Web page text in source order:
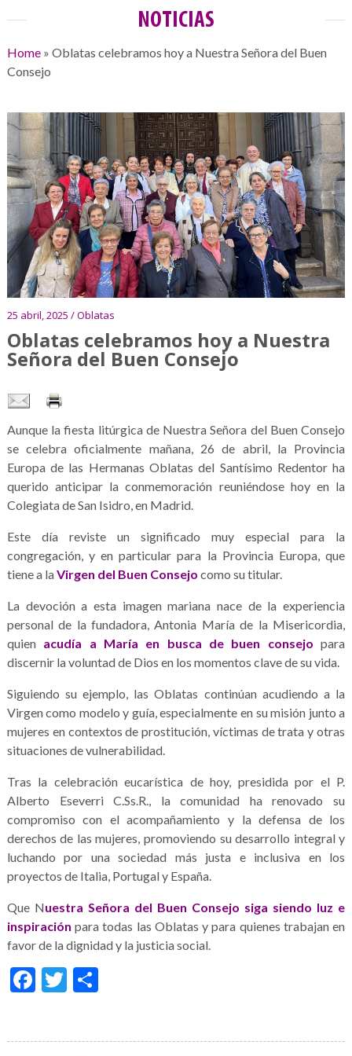
NOTICIAS
Home» Oblatas celebramos hoy a Nuestra Señora del Buen
Consejo
25 abril, 2025 / Oblatas
Oblatas celebramos hoy a Nuestra
Señora del Buen Consejo
Aunque la fiesta litúrgica de Nuestra Señora del Buen Consejo
se celebra oficialmente mañana, 26 de abril, la Provincia
Europa de las Hermanas Oblatas del Santísimo Redentor ha
querido anticipar la conmemoración reuniéndose hoy en la
Colegiata de San Isidro, en Madrid.
Este día reviste un significado muy especial para la
congregación, y en particular para la Provincia Europa, que
tiene a laVirgen del Buen Consejo como su titular.
La devoción a esta imagen mariana nace de la experiencia
personal de la fundadora, Antonia María de la Misericordia,
quien acudía a María en busca de buen consejo para
discernir la voluntad de Dios en los momentos clave de su vida.
Siguiendo su ejemplo, las Oblatas continúan acudiendo a la
Virgen como modelo y guía, especialmente en su misión junto a
mujeres en contextos de prostitución, víctimas de trata y otras
situaciones de vulnerabilidad.
Tras la celebración eucarística de hoy, presidida por el P.
Alberto Eseverri C.Ss.R., la comunidad ha renovado su
compromiso con el acompañamiento y la defensa de los
derechos de las mujeres, promoviendo su desarrollo integral y
luchando por una sociedad más justa e inclusiva en los
proyectos de Italia, Portugal y España.
Que Nuestra Señora del Buen Consejo siga siendo luz e
inspiración para todas las Oblatas y para quienes trabajan en
favor de la dignidad y la justicia social.
Facebook
Twitter
Compartir